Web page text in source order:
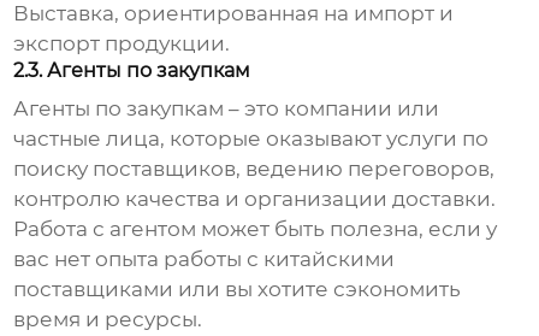
Выставка, ориентированная на импорт и
экспорт продукции.
2.3. Агенты по закупкам
Агенты по закупкам – это компании или
частные лица, которые оказывают услуги по
поиску поставщиков, ведению переговоров,
контролю качества и организации доставки.
Работа с агентом может быть полезна, если у
вас нет опыта работы с китайскими
поставщиками или вы хотите сэкономить
время и ресурсы.